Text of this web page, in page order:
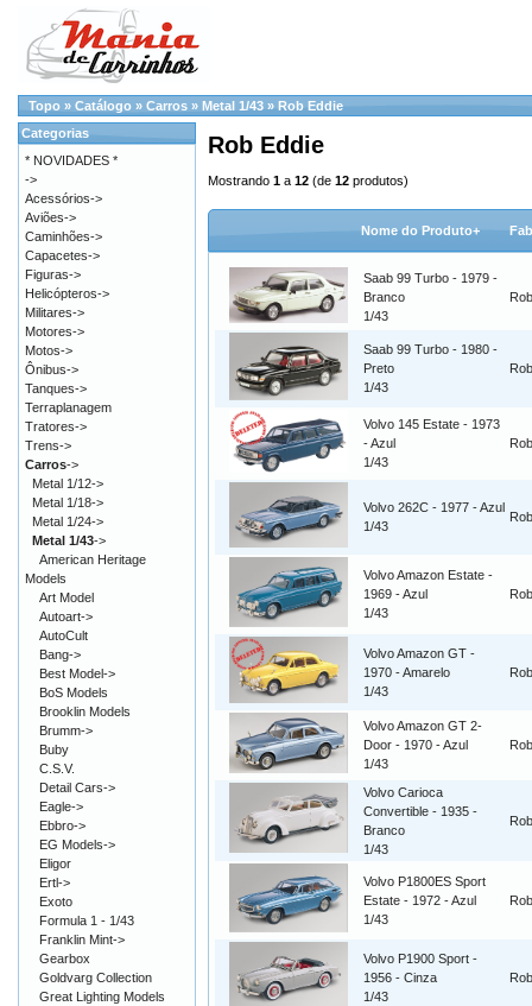
Topo » Catálogo » Carros » Metal 1/43 » Rob Eddie
Rob Eddie
Mostrando 1 a 12 (de 12 produtos)
Nome do Produto+
Saab 99 Turbo - 1979 -
Branco
1/43
Saab 99 Turbo - 1980 -
Preto
1/43
Volvo 145 Estate - 1973
- Azul
1/43
Volvo 262C - 1977 - Azul
1/43
Volvo Amazon Estate -
1969 - Azul
1/43
Volvo Amazon GT -
1970 - Amarelo
1/43
Volvo Amazon GT 2-
Door - 1970 - Azul
1/43
Volvo Carioca
Convertible - 1935 -
Branco
1/43
Volvo P1800ES Sport
Estate - 1972 - Azul
1/43
Volvo P1900 Sport -
1956 - Cinza
1/43
Categorias
* NOVIDADES *
->
Acessórios->
Aviões->
Caminhões->
Capacetes->
Figuras->
Helicópteros->
Militares->
Motores->
Motos->
Ônibus->
Tanques->
Terraplanagem
Tratores->
Trens->
Carros->
Metal 1/12->
Metal 1/18->
Metal 1/24->
Metal 1/43->
American Heritage
Models
Art Model
Autoart->
AutoCult
Bang->
Best Model->
BoS Models
Brooklin Models
Brumm->
Buby
C.S.V.
Detail Cars->
Eagle->
Ebbro->
EG Models->
Eligor
Ertl->
Exoto
Formula 1 - 1/43
Franklin Mint->
Gearbox
Goldvarg Collection
Great Lighting Models